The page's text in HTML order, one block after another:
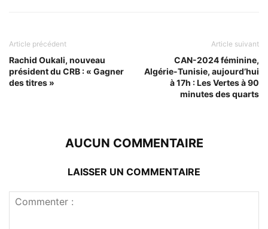
Article précédent
Rachid Oukali, nouveau
président du CRB : « Gagner
des titres »
Article suivant
CAN-2024 féminine,
Algérie-Tunisie, aujourd’hui
à 17h : Les Vertes à 90
minutes des quarts
AUCUN COMMENTAIRE
LAISSER UN COMMENTAIRE